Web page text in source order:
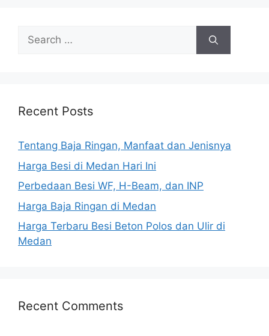
Search
for:
Recent Posts
Tentang Baja Ringan, Manfaat dan Jenisnya
Harga Besi di Medan Hari Ini
Perbedaan Besi WF, H-Beam, dan INP
Harga Baja Ringan di Medan
Harga Terbaru Besi Beton Polos dan Ulir di
Medan
Recent Comments